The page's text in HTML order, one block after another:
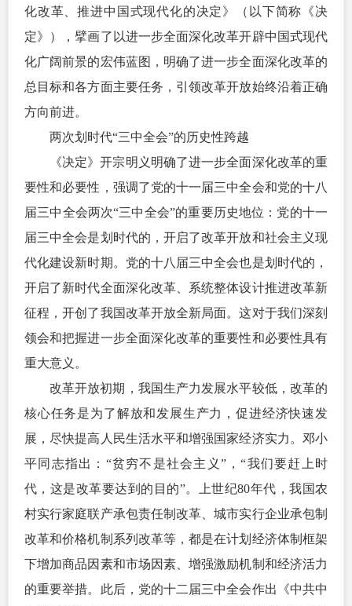
化改革、推进中国式现代化的决定》（以下简称《决
定》），擘画了以进一步全面深化改革开辟中国式现代
化广阔前景的宏伟蓝图，明确了进一步全面深化改革的
总目标和各方面主要任务，引领改革开放始终沿着正确
方向前进。
两次划时代“三中全会”的历史性跨越
《决定》开宗明义明确了进一步全面深化改革的重
要性和必要性，强调了党的十一届三中全会和党的十八
届三中全会两次“三中全会”的重要历史地位：党的十一
届三中全会是划时代的，开启了改革开放和社会主义现
代化建设新时期。党的十八届三中全会也是划时代的，
开启了新时代全面深化改革、系统整体设计推进改革新
征程，开创了我国改革开放全新局面。这对于我们深刻
领会和把握进一步全面深化改革的重要性和必要性具有
重大意义。
改革开放初期，我国生产力发展水平较低，改革的
核心任务是为了解放和发展生产力，促进经济快速发
展，尽快提高人民生活水平和增强国家经济实力。邓小
平同志指出：“贫穷不是社会主义”，“我们要赶上时
代，这是改革要达到的目的”。上世纪80年代，我国农
村实行家庭联产承包责任制改革、城市实行企业承包制
改革和价格机制系列改革等，都是在计划经济体制框架
下增加商品因素和市场因素、增强激励机制和经济活力
的重要举措。此后，党的十二届三中全会作出《中共中